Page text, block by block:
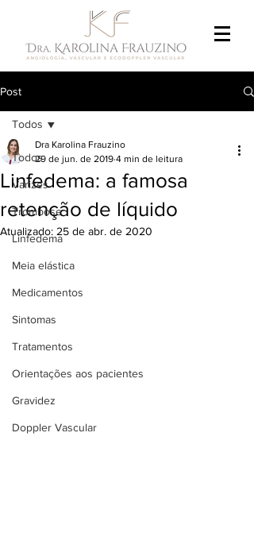
Post
Todos
Varizes
Trombose
Linfedema
Meia elástica
Medicamentos
Sintomas
Tratamentos
Orientações aos pacientes
Gravidez
Doppler Vascular
Todos
Linfedema: a famosa
retenção de líquido
Dra Karolina Frauzino
29 de jun. de 2019 4 min de leitura
Atualizado: 25 de abr. de 2020